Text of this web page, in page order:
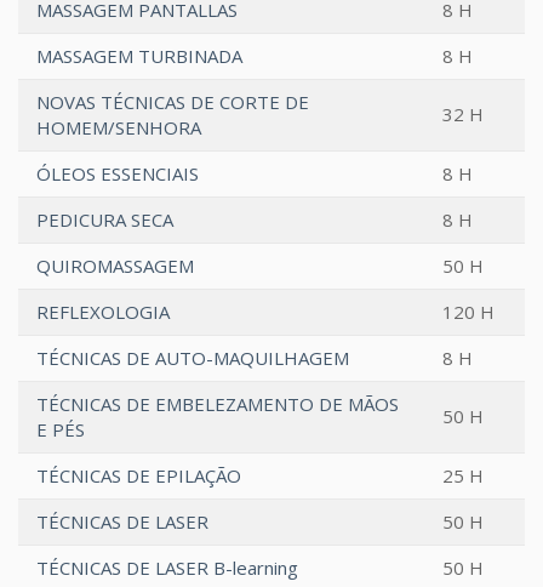
MASSAGEM PANTALLAS
8 H
MASSAGEM TURBINADA
8 H
NOVAS TÉCNICAS DE CORTE DE
HOMEM/SENHORA
32 H
ÓLEOS ESSENCIAIS
8 H
PEDICURA SECA
8 H
QUIROMASSAGEM
50 H
REFLEXOLOGIA
120 H
TÉCNICAS DE AUTO-MAQUILHAGEM
8 H
TÉCNICAS DE EMBELEZAMENTO DE MÃOS
E PÉS
50 H
TÉCNICAS DE EPILAÇÃO
25 H
TÉCNICAS DE LASER
50 H
TÉCNICAS DE LASER B-learning
50 H